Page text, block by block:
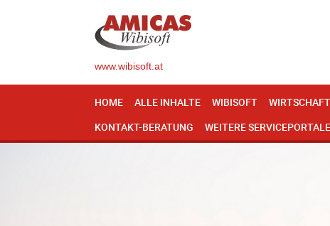
www.wibisoft.at
HOME ALLE INHALTE WIBISOFT
KONTAKT-BERATUNG
WEITERE SERVICEPORTALE